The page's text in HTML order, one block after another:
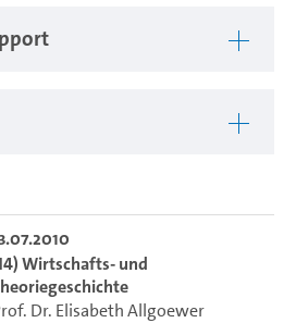
Wirtschafts- und
Dr. Elisabeth Allgoewer